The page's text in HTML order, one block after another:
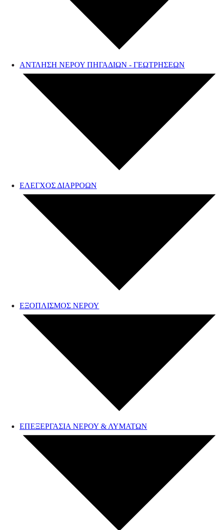
ΑΝΤΛΗΣΗ ΝΕΡΟΥ ΠΗΓΑΔΙΩΝ - ΓΕΩΤΡΗΣΕΩΝ
ΕΛΕΓΧΟΣ ΔΙΑΡΡΟΩΝ
ΕΞΟΠΛΙΣΜΟΣ ΝΕΡΟΥ
ΕΠΕΞΕΡΓΑΣΙΑ ΝΕΡΟΥ & ΛΥΜΑΤΩΝ